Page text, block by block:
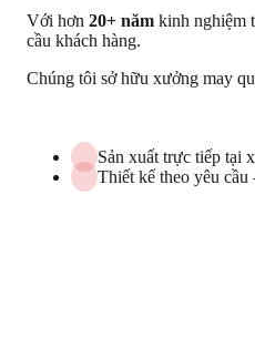
Với hơn 20+ năm kinh nghiệm
cầu khách hàng.
Chúng tôi sở hữu xưởng may
Sản xuất trực tiếp tại
Thiết kế theo yêu